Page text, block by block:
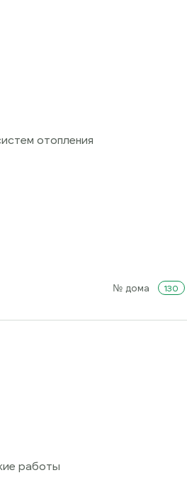
отопления
№ дома 130
работы